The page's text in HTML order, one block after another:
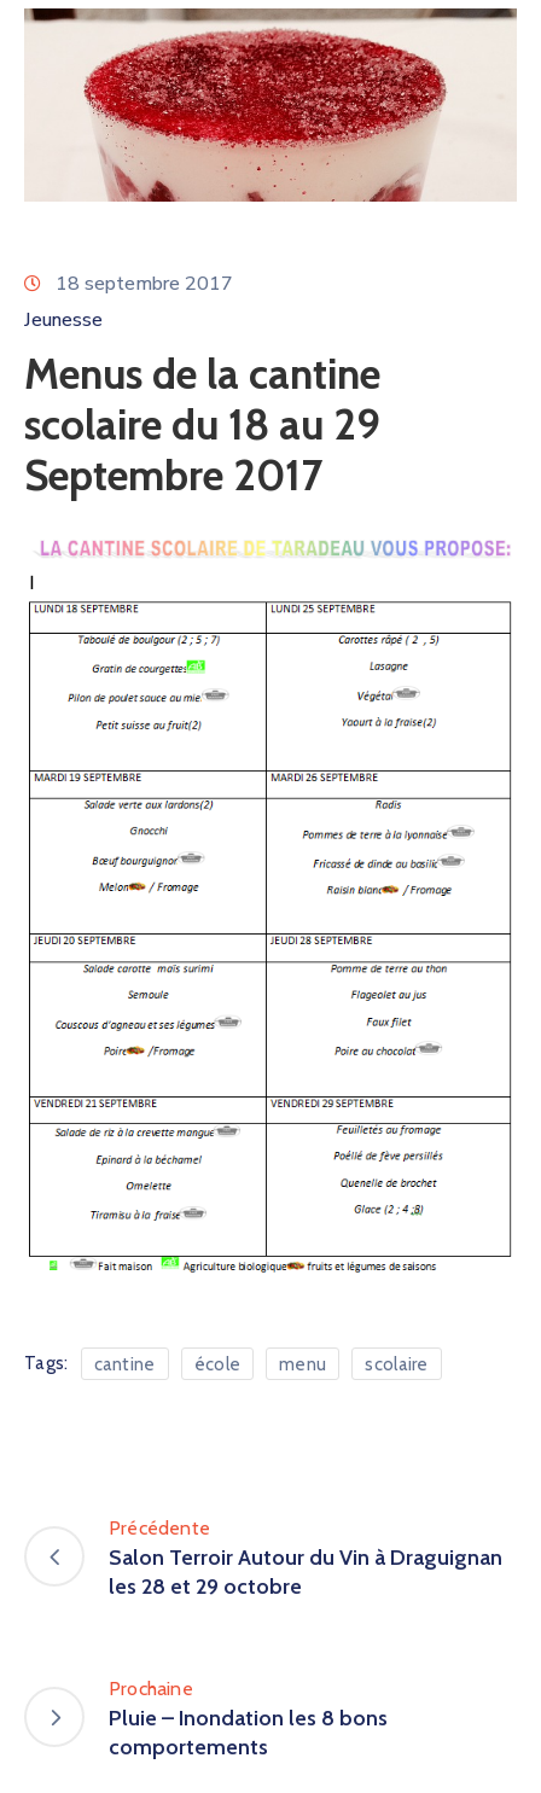
18 septembre 2017
Jeunesse
Menus de la cantine
scolaire du 18 au 29
Septembre 2017
Tags: cantine école menu scolaire
Précédente
Salon Terroir Autour du Vin à Draguignan
les 28 et 29 octobre
Prochaine
Pluie – Inondation les 8 bons
comportements